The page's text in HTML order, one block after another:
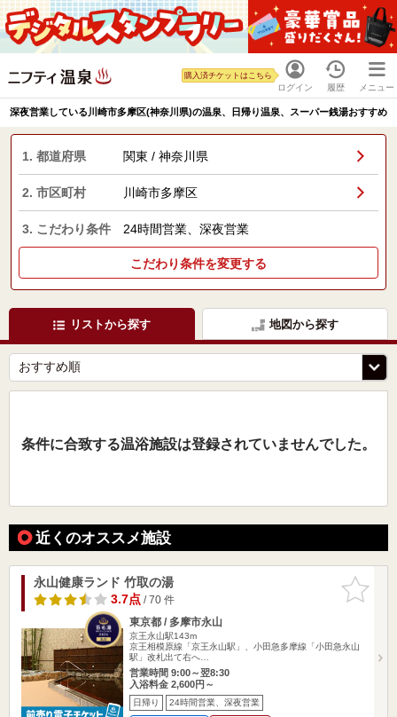
ログイン
購入済チケットはこちら
履歴 メニュー
深夜営業している川崎市多摩区(神奈川県)の温泉、日帰り温泉、スーパー銭湯おすすめ
1. 都道府県 関東 / 神奈川県
2. 市区町村 川崎市多摩区
3. こだわり条件 24時間営業、深夜営業
こだわり条件を変更する
リストから探す 地図から探す
条件に合致する温浴施設は登録されていませんでした。
近くのオススメ施設
お気に入
りに追加
永山健康ランド 竹取の湯
3.7点/ 70 件
東京都 / 多摩市永山
京王永山駅143m
京王相模原線「京王永山駅」、小田急多摩線「小田急永山
駅」改札出て右へ…
営業時間 9:00～翌8:30
入浴料金 2,600円～
日帰り 24時間営業、深夜営業